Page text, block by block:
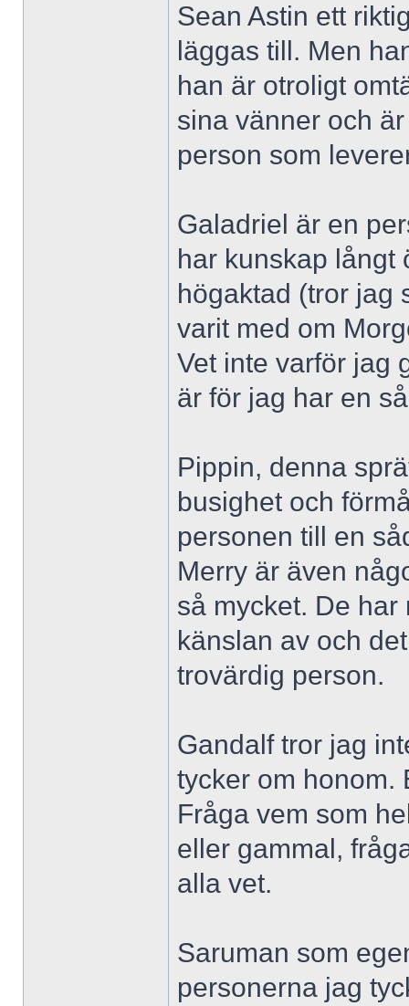
Sean Astin ett
läggas till. Men
han är otroligt
sina vänner och
person som
Galadriel är en
har kunskap långt
högaktad (tror jag
varit med om
Vet inte varför jag
är för jag har en
Pippin, denna
busighet och
personen till en
Merry är även
så mycket. De
känslan av och
trovärdig person.
Gandalf tror jag
tycker om honom.
Fråga vem som
eller gammal,
alla vet.
Saruman som
personerna jag